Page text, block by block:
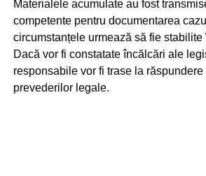
Materialele acumulate au fost
competente pentru documentarea
circumstanțele urmează să fie
Dacă vor fi constatate încălcări ale
responsabile vor fi trase la răspundere
prevederilor legale.